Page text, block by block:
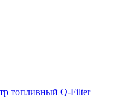
топливный Q-Filter